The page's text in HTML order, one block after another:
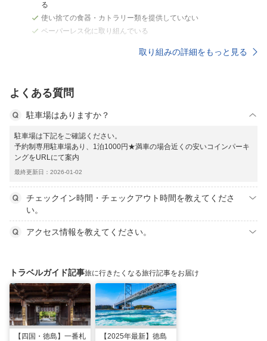
る
使い捨ての食器・カトラリー類を提供していない
ペーパーレス化に取り組んでいる
取り組みの詳細をもっと見る
よくある質問
駐車場はありますか？
駐車場は下記をご確認ください。
予約制専用駐車場あり、1泊1000円★満車の場合近くの安いコインパーキ
ングをURLにて案内
最終更新日：2026-01-02
チェックイン時間・チェックアウト時間を教えてくださ
い。
アクセス情報を教えてください。
トラベルガイド記事旅に行きたくなる旅行記事をお届け
【四国・徳島】一番札
【2025年最新】徳島